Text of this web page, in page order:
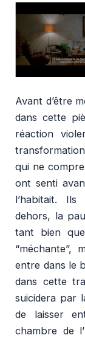
Avant d’être
dans cette
réaction
qui ne
ont senti
l’habitait.
dehors, la
tant bien
“méchante”,
entre dans le
dans cette
suicidera par
de laisser
chambre de